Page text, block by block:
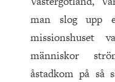
man slog upp
missionshuset
människor
åstadkom på så